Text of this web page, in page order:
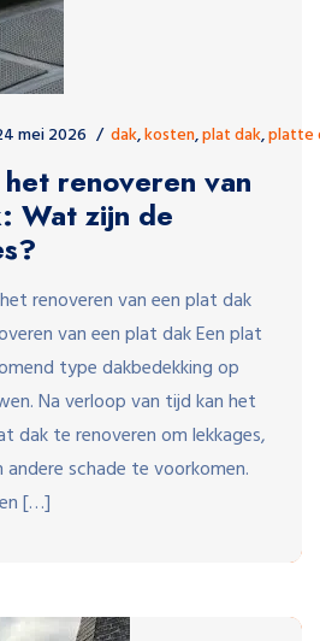
mei 2026 dak,kosten,plat dak,platte
renoveren van
Wat zijn de
renoveren van een plat dak
van een plat dak Een plat
type dakbedekking op
Na verloop van tijd kan het
dak te renoveren om lekkages,
schade te voorkomen.
[…]